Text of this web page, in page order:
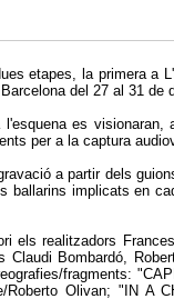
etapes, la primera a
del 27 al 31 de
es
per a la captura
a partir dels
ballarins implicats en
els realitzadors
Claudi Bombardó,
fragments:
Roberto Olivan; "IN A